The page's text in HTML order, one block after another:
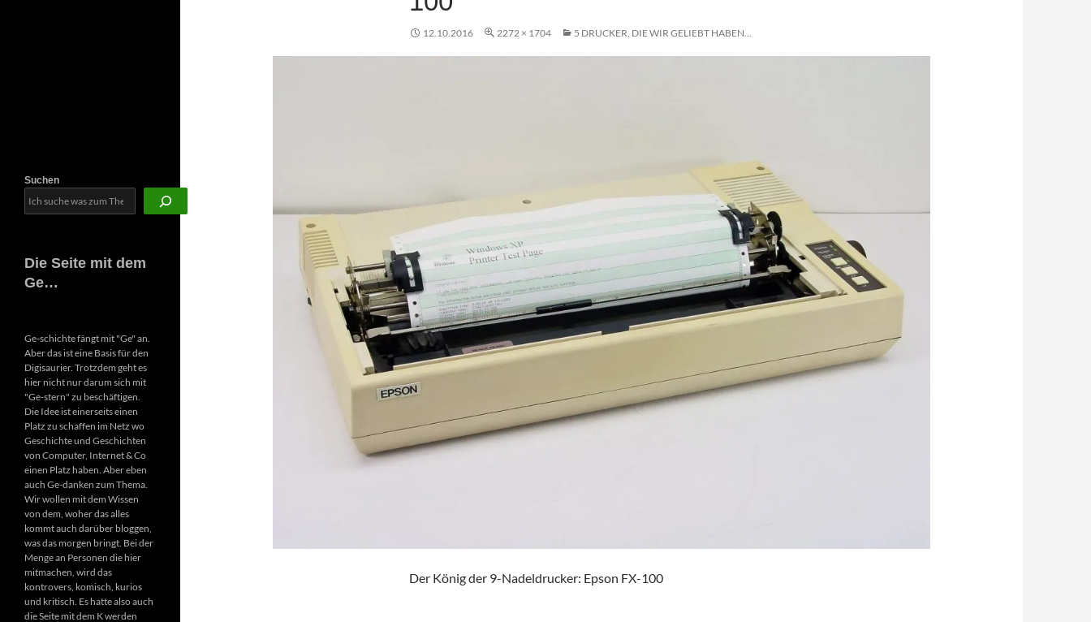
12.10.2016 2272 × 1704 5 DRUCKER, DIE WIR GELIEBT HABEN…
Der König der 9-Nadeldrucker: Epson FX-100
Suchen
Die Seite mit dem
Ge…
Ge-schichte fängt mit "Ge" an.
Aber das ist eine Basis für den
Digisaurier. Trotzdem geht es
hier nicht nur darum sich mit
"Ge-stern" zu beschäftigen.
Die Idee ist einerseits einen
Platz zu schaffen im Netz wo
Geschichte und Geschichten
von Computer, Internet & Co
einen Platz haben. Aber eben
auch Ge-danken zum Thema.
Wir wollen mit dem Wissen
von dem, woher das alles
kommt auch darüber bloggen,
was das morgen bringt. Bei der
Menge an Personen die hier
mitmachen, wird das
kontrovers, komisch, kurios
und kritisch. Es hatte also auch
die Seite mit dem K werden